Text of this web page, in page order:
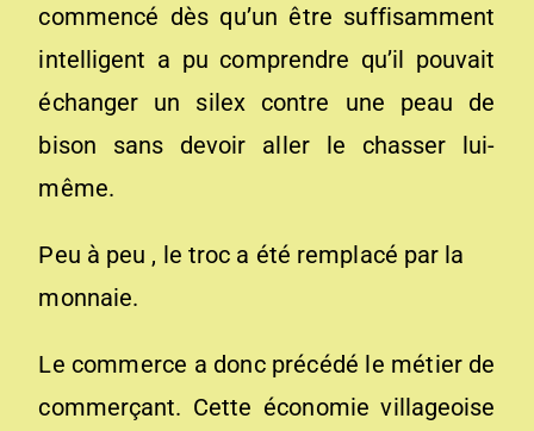
commencé dès qu’un être suffisamment
intelligent a pu comprendre qu’il pouvait
échanger un silex contre une peau de
bison sans devoir aller le chasser lui-
même.
Peu à peu , le troc a été remplacé par la
monnaie.
Le commerce a donc précédé le métier de
commerçant. Cette économie villageoise